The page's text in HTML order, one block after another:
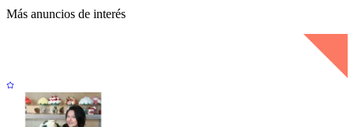
Más anuncios de interés